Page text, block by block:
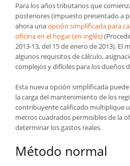
Para los años tributarios que
posteriores (impuesto presentado a
ahora unaopción simplificada para
oficina en el hogar (en inglés)
2013-13, del 15 de enero de 2013). El
algunos requisitos de cálculo,
complejos y difíciles para los dueños
Esta nueva opción simplificada
la carga del mantenimiento de los
contribuyente calificado multiplique
metros cuadrados permisibles de la
determinar los gastos reales.
Método normal